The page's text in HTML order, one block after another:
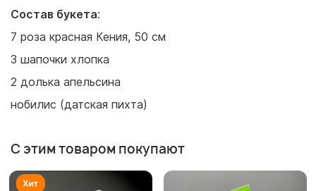
Состав букета:
7 роза красная Кения, 50 см
3 шапочки хлопка
2 долька апельсина
нобилис (датская пихта)
С этим товаром покупают